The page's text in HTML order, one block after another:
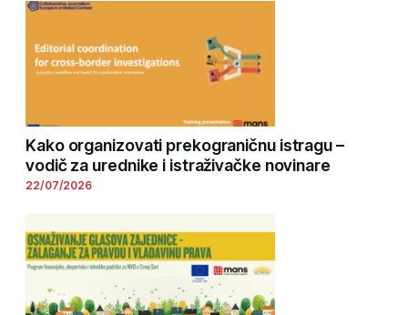
Kako organizovati prekograničnu istragu –
vodič za urednike i istraživačke novinare
22/07/2026